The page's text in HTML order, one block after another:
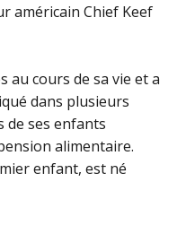
américain Chief Keef
au cours de sa vie et a
dans plusieurs
de ses enfants
alimentaire.
enfant, est né